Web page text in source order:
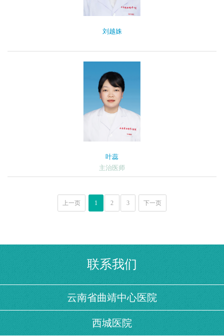
刘越姝
叶蕊
主治医师
上一页 1 2 3 下一页
联系我们
云南省曲靖中心医院
西城医院